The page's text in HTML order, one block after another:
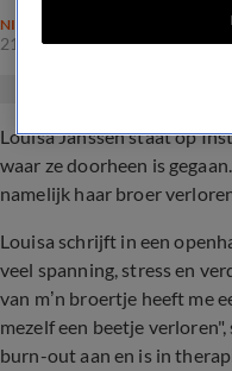
NIEUWS
21 apr 2024, 15:44
Louisa Janssen staat op
waar ze doorheen is
namelijk haar broer
Louisa schrijft in een
veel spanning, stress en
van m’n broertje heeft me
mezelf een beetje
burn-out aan en is in